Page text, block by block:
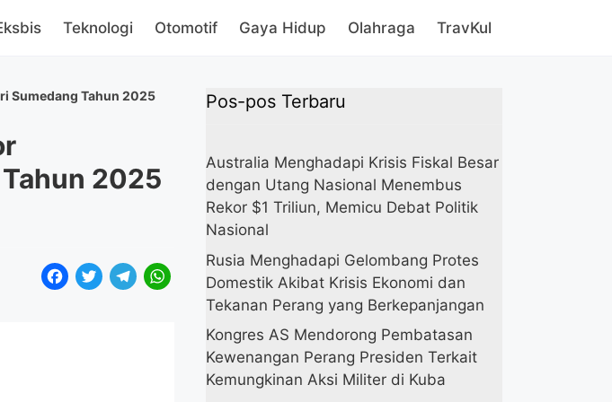
Teknologi Otomotif Gaya Hidup Olahraga TravKul
Sumedang Tahun 2025
2025
F
T
T
W
Pos-pos Terbaru
Australia Menghadapi Krisis Fiskal Besar
dengan Utang Nasional Menembus
Rekor $1 Triliun, Memicu Debat Politik
Nasional
Rusia Menghadapi Gelombang Protes
Domestik Akibat Krisis Ekonomi dan
Tekanan Perang yang Berkepanjangan
Kongres AS Mendorong Pembatasan
Kewenangan Perang Presiden Terkait
Kemungkinan Aksi Militer di Kuba